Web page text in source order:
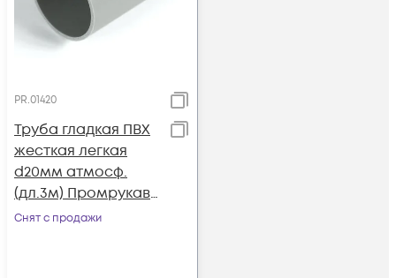
PR.01420
Труба гладкая ПВХ
жесткая легкая
d20мм атмосф.
(дл.3м) Промрукав
PR.01420
Снят с продажи